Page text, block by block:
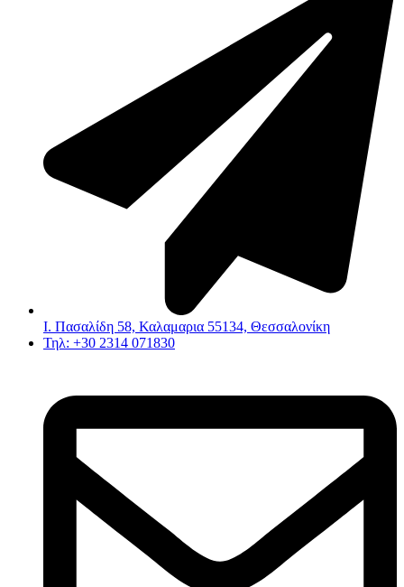
Ι. Πασαλίδη 58, Καλαμαρια 55134, Θεσσαλονίκη
Τηλ: +30 2314 071830